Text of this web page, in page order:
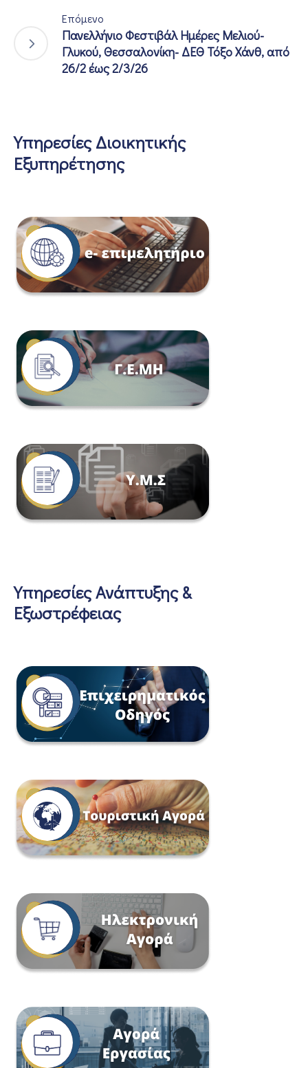
Επόμενο
Πανελλήνιο Φεστιβάλ Ημέρες Μελιού-
Γλυκού, Θεσσαλονίκη- ΔΕΘ Τόξο Χάνθ, από
26/2 έως 2/3/26
Υπηρεσίες Διοικητικής
Εξυπηρέτησης
Υπηρεσίες Ανάπτυξης &
Εξωστρέφειας